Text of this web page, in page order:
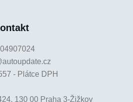
- Plátce DPH
130 00 Praha 3-Žižkov